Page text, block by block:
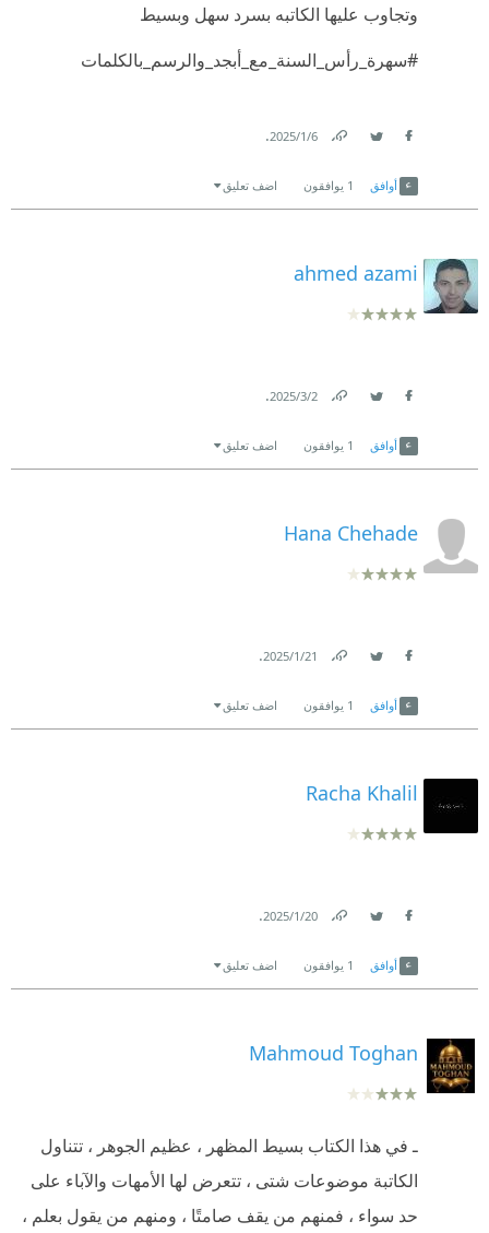
وتجاوب عليها الكاتبه بسرد سهل وبسيط
#سهرة_رأس_السنة_مع_أبجد_والرسم_بالكلمات
6‏/1‏/2025
.
أوافق 1 يوافقون اضف تعليق
ahmed azami
2‏/3‏/2025
.
أوافق 1 يوافقون اضف تعليق
Hana Chehade
21‏/1‏/2025
.
أوافق 1 يوافقون اضف تعليق
Racha Khalil
20‏/1‏/2025
.
أوافق 1 يوافقون اضف تعليق
Mahmoud Toghan
ـ في هذا الكتاب بسيط المظهر ، عظيم الجوهر ، تتناول
الكاتبة موضوعات شتى ، تتعرض لها الأمهات والآباء على
حد سواء ، فمنهم من يقف صامتًا ، ومنهم من يقول بعلم ،